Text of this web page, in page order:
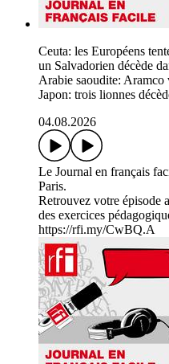
Ceuta: les Européens
un Salvadorien décède
Arabie saoudite: Aramco
Japon: trois lionnes
04.08.2026
Le Journal en français
Paris.
Retrouvez votre épisode
des exercices
https://rfi.my/CwBQ.A